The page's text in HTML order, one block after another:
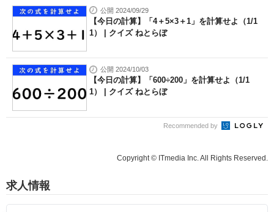
公開 2024/09/29
【今日の計算】「4＋5×3＋1」を計算せよ（1/1
1） | クイズ ねとらぼ
公開 2024/10/03
【今日の計算】「600÷200」を計算せよ（1/1
1） | クイズ ねとらぼ
Recommended by
Copyright © ITmedia Inc. All Rights Reserved.
求人情報